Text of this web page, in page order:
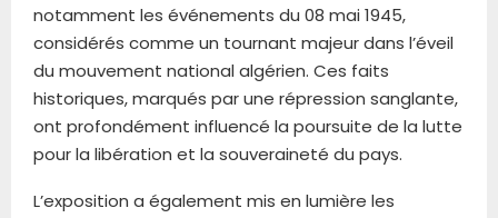
notamment les événements du 08 mai 1945,
considérés comme un tournant majeur dans l’éveil
du mouvement national algérien. Ces faits
historiques, marqués par une répression sanglante,
ont profondément influencé la poursuite de la lutte
pour la libération et la souveraineté du pays.
L’exposition a également mis en lumière les